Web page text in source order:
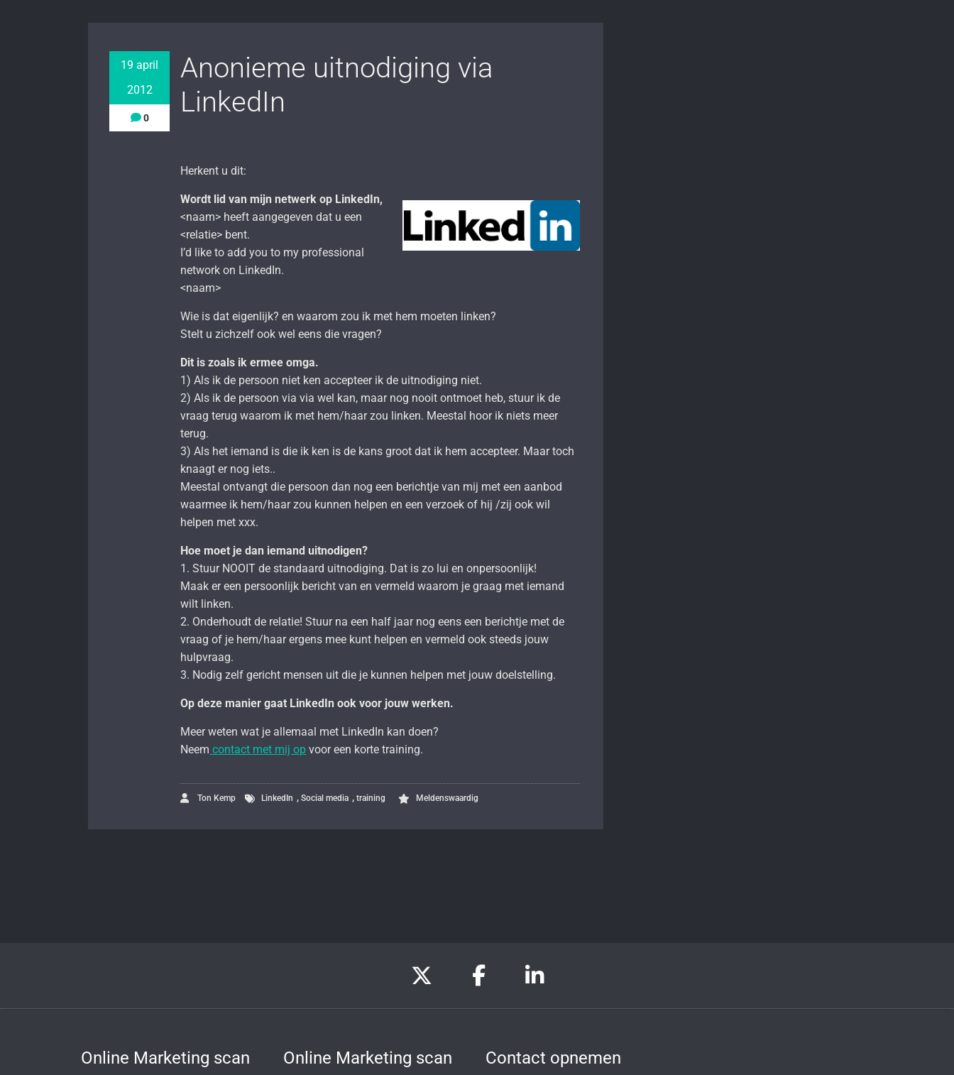
19 april
2012
0
Anonieme uitnodiging via
LinkedIn
Herkent u dit:
Wordt lid van mijn netwerk op LinkedIn,
<naam> heeft aangegeven dat u een
<relatie> bent.
I’d like to add you to my professional
network on LinkedIn.
<naam>
Wie is dat eigenlijk? en waarom zou ik met hem moeten linken?
Stelt u zichzelf ook wel eens die vragen?
Dit is zoals ik ermee omga.
1) Als ik de persoon niet ken accepteer ik de uitnodiging niet.
2) Als ik de persoon via via wel kan, maar nog nooit ontmoet heb, stuur ik de
vraag terug waarom ik met hem/haar zou linken. Meestal hoor ik niets meer
terug.
3) Als het iemand is die ik ken is de kans groot dat ik hem accepteer. Maar toch
knaagt er nog iets..
Meestal ontvangt die persoon dan nog een berichtje van mij met een aanbod
waarmee ik hem/haar zou kunnen helpen en een verzoek of hij /zij ook wil
helpen met xxx.
Hoe moet je dan iemand uitnodigen?
1. Stuur NOOIT de standaard uitnodiging. Dat is zo lui en onpersoonlijk!
Maak er een persoonlijk bericht van en vermeld waarom je graag met iemand
wilt linken.
2. Onderhoudt de relatie! Stuur na een half jaar nog eens een berichtje met de
vraag of je hem/haar ergens mee kunt helpen en vermeld ook steeds jouw
hulpvraag.
3. Nodig zelf gericht mensen uit die je kunnen helpen met jouw doelstelling.
Op deze manier gaat LinkedIn ook voor jouw werken.
Meer weten wat je allemaal met LinkedIn kan doen?
Neem contact met mij op voor een korte training.
Ton Kemp LinkedIn ,Social media ,training Meldenswaardig
Online Marketing scan Online Marketing scan Contact opnemen